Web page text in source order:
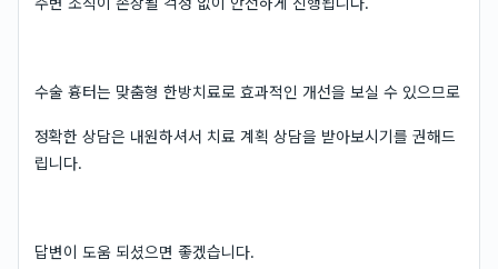
수술 흉터는 맞춤형 한방치료로 효과적인 개선을 보실 수 있으므로
정확한 상담은 내원하셔서 치료 계획 상담을 받아보시기를 권해드
립니다.
답변이 도움 되셨으면 좋겠습니다.